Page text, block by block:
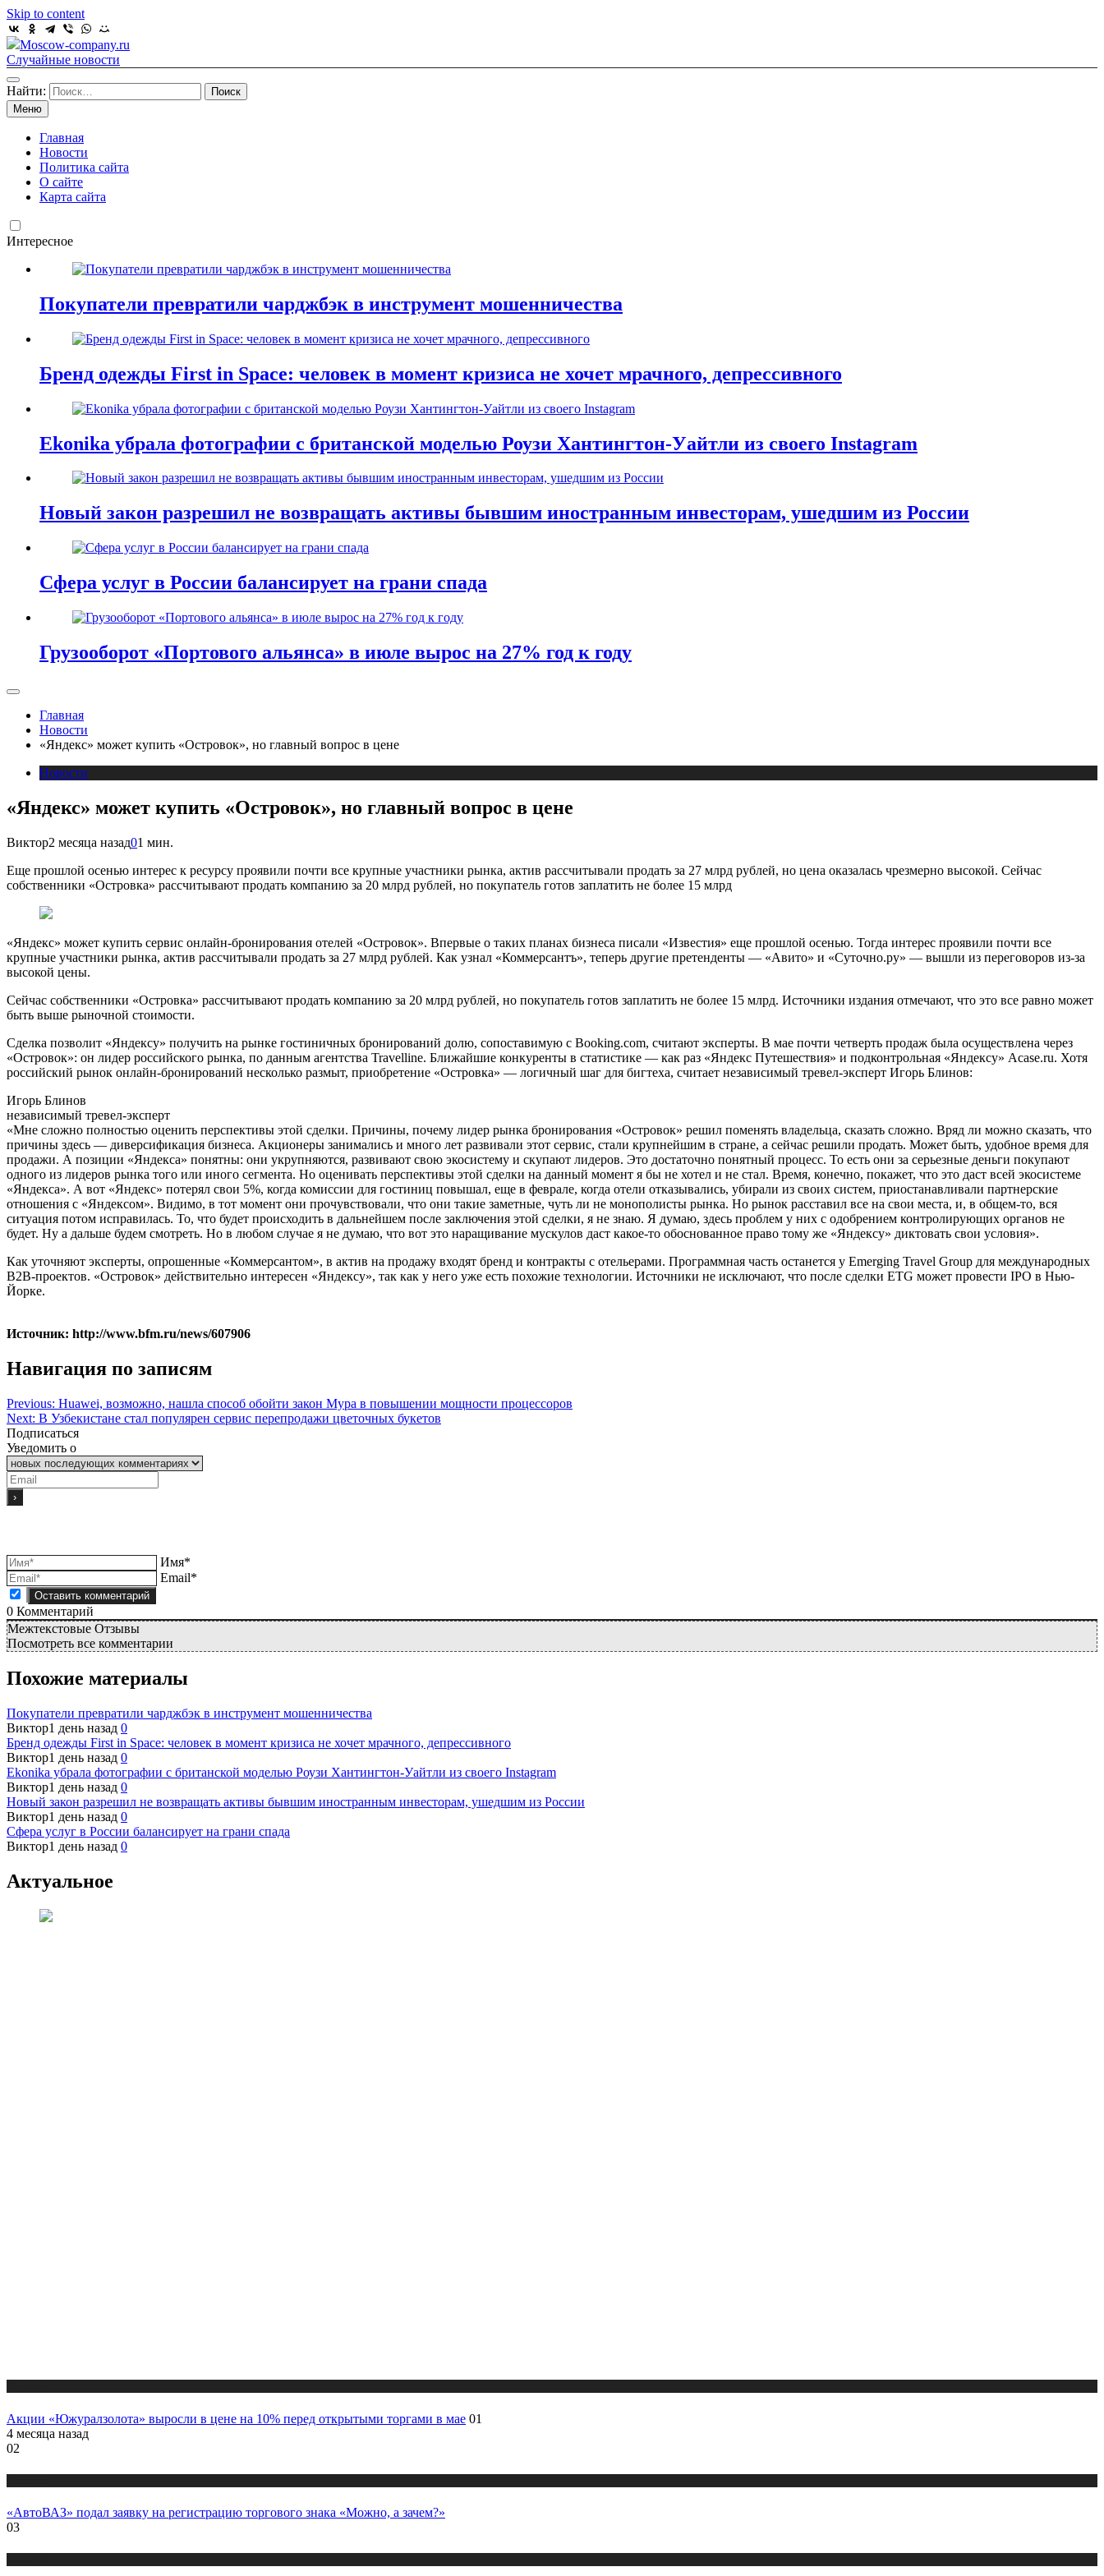
Skip to content
Moscow-company.ru
Случайные новости
Найти:
Меню
Главная
Новости
Политика сайта
О сайте
Карта сайта
Интересное
Покупатели превратили чарджбэк в инструмент мошенничества
Бренд одежды First in Space: человек в момент кризиса не хочет мрачного, депрессивного
Ekonika убрала фотографии с британской моделью Роузи Хантингтон-Уайтли из своего Instagram
Новый закон разрешил не возвращать активы бывшим иностранным инвесторам, ушедшим из России
Сфера услуг в России балансирует на грани спада
Грузооборот «Портового альянса» в июле вырос на 27% год к году
Главная
Новости
«Яндекс» может купить «Островок», но главный вопрос в цене
Новости
«Яндекс» может купить «Островок», но главный вопрос в цене
Виктор2 месяца назад01 мин.
Еще прошлой осенью интерес к ресурсу проявили почти все крупные участники рынка, актив рассчитывали продать за 27 млрд рублей, но цена оказалась чрезмерно высокой. Сейчас
собственники «Островка» рассчитывают продать компанию за 20 млрд рублей, но покупатель готов заплатить не более 15 млрд
«Яндекс» может купить сервис онлайн-бронирования отелей «Островок». Впервые о таких планах бизнеса писали «Известия» еще прошлой осенью. Тогда интерес проявили почти все
крупные участники рынка, актив рассчитывали продать за 27 млрд рублей. Как узнал «Коммерсантъ», теперь другие претенденты — «Авито» и «Суточно.ру» — вышли из переговоров из-за
высокой цены.
Сейчас собственники «Островка» рассчитывают продать компанию за 20 млрд рублей, но покупатель готов заплатить не более 15 млрд. Источники издания отмечают, что это все равно может
быть выше рыночной стоимости.
Сделка позволит «Яндексу» получить на рынке гостиничных бронирований долю, сопоставимую с Booking.com, считают эксперты. В мае почти четверть продаж была осуществлена через
«Островок»: он лидер российского рынка, по данным агентства Travelline. Ближайшие конкуренты в статистике — как раз «Яндекс Путешествия» и подконтрольная «Яндексу» Acase.ru. Хотя
российский рынок онлайн-бронирований несколько размыт, приобретение «Островка» — логичный шаг для бигтеха, считает независимый тревел-эксперт Игорь Блинов:
Игорь Блинов
независимый тревел-эксперт
«Мне сложно полностью оценить перспективы этой сделки. Причины, почему лидер рынка бронирования «Островок» решил поменять владельца, сказать сложно. Вряд ли можно сказать, что
причины здесь — диверсификация бизнеса. Акционеры занимались и много лет развивали этот сервис, стали крупнейшим в стране, а сейчас решили продать. Может быть, удобное время для
продажи. А позиции «Яндекса» понятны: они укрупняются, развивают свою экосистему и скупают лидеров. Это достаточно понятный процесс. То есть они за серьезные деньги покупают
одного из лидеров рынка того или иного сегмента. Но оценивать перспективы этой сделки на данный момент я бы не хотел и не стал. Время, конечно, покажет, что это даст всей экосистеме
«Яндекса». А вот «Яндекс» потерял свои 5%, когда комиссии для гостиниц повышал, еще в феврале, когда отели отказывались, убирали из своих систем, приостанавливали партнерские
отношения с «Яндексом». Видимо, в тот момент они прочувствовали, что они такие заметные, чуть ли не монополисты рынка. Но рынок расставил все на свои места, и, в общем-то, вся
ситуация потом исправилась. То, что будет происходить в дальнейшем после заключения этой сделки, я не знаю. Я думаю, здесь проблем у них с одобрением контролирующих органов не
будет. Ну а дальше будем смотреть. Но в любом случае я не думаю, что вот это наращивание мускулов даст какое-то обоснованное право тому же «Яндексу» диктовать свои условия».
Как уточняют эксперты, опрошенные «Коммерсантом», в актив на продажу входят бренд и контракты с отельерами. Программная часть останется у Emerging Travel Group для международных
B2B-проектов. «Островок» действительно интересен «Яндексу», так как у него уже есть похожие технологии. Источники не исключают, что после сделки ETG может провести IPO в Нью-
Йорке.
Источник: http://www.bfm.ru/news/607906
Навигация по записям
Previous: Huawei, возможно, нашла способ обойти закон Мура в повышении мощности процессоров
Next: В Узбекистане стал популярен сервис перепродажи цветочных букетов
Подписаться
Уведомить о
Имя*
Email*
0 Комментарий
Межтекстовые Отзывы
Посмотреть все комментарии
Похожие материалы
Покупатели превратили чарджбэк в инструмент мошенничества
Виктор1 день назад 0
Бренд одежды First in Space: человек в момент кризиса не хочет мрачного, депрессивного
Виктор1 день назад 0
Ekonika убрала фотографии с британской моделью Роузи Хантингтон-Уайтли из своего Instagram
Виктор1 день назад 0
Новый закон разрешил не возвращать активы бывшим иностранным инвесторам, ушедшим из России
Виктор1 день назад 0
Сфера услуг в России балансирует на грани спада
Виктор1 день назад 0
Актуальное
Акции «Южуралзолота» выросли в цене на 10% перед открытыми торгами в мае 01
4 месяца назад
02
«АвтоВАЗ» подал заявку на регистрацию торгового знака «Можно, а зачем?»
03